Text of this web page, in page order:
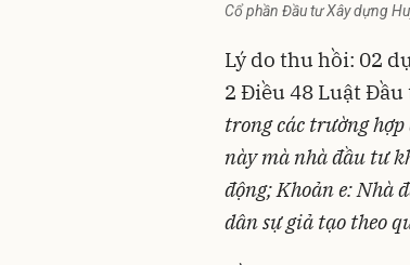
Cổ phần Đầu tư Xây dựng
Lý do thu hồi: 02
2 Điều 48 Luật Đầu
trong các trường
này mà nhà đầu tư
động; Khoản e: Nhà
dân sự giả tạo theo